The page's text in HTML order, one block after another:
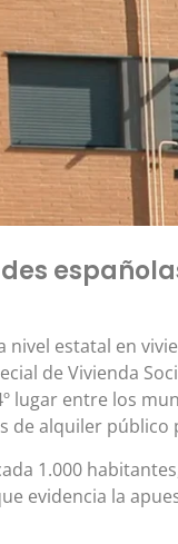
estatal en
de Vivienda
lugar entre los
de alquiler público
1.000
evidencia la